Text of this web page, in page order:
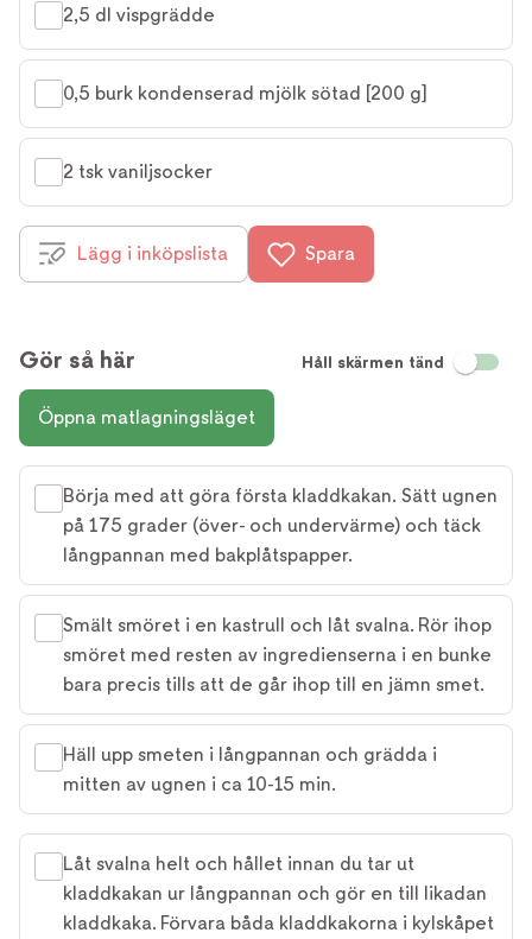
2,5 dl vispgrädde
0,5 burk kondenserad mjölk sötad [200 g]
2 tsk vaniljsocker
Lägg i inköpslista Spara
Gör så här Håll skärmen tänd
Öppna matlagningsläget
Börja med att göra första kladdkakan. Sätt ugnen
på 175 grader (över- och undervärme) och täck
långpannan med bakplåtspapper.
Smält smöret i en kastrull och låt svalna. Rör ihop
smöret med resten av ingredienserna i en bunke
bara precis tills att de går ihop till en jämn smet.
Häll upp smeten i långpannan och grädda i
mitten av ugnen i ca 10-15 min.
Låt svalna helt och hållet innan du tar ut
kladdkakan ur långpannan och gör en till likadan
kladdkaka. Förvara båda kladdkakorna i kylskåpet